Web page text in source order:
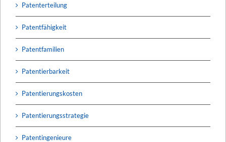
Patenterteilung
Patentfähigkeit
Patentfamilien
Patentierbarkeit
Patentierungskosten
Patentierungsstrategie
Patentingenieure